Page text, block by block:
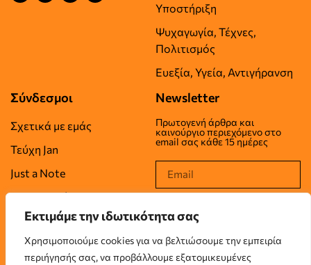
Εκτιμάμε την ιδωτικότητα σας
Χρησιμοποιούμε cookies για να βελτιώσουμε την εμπειρία
περιήγησής σας, να προβάλλουμε εξατομικευμένες
Υποστήριξη
Ψυχαγωγία, Τέχνες,
Πολιτισμός
Ευεξία, Υγεία, Αντιγήρανση
Σύνδεσμοι
Σχετικά με εμάς
Τεύχη Jan
Just a Note
Επικοινωνία
Όροι Χρήσης
Πολιτική Απορρήτου
Newsletter
Πρωτογενή άρθρα και
καινούργιο περιεχόμενο στο
email σας κάθε 15 ημέρες